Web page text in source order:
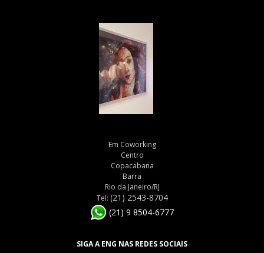
Em Coworking
Centro
Copacabana
Barra
Rio da Janeiro/RJ
Tel: (21) 2543-8704
(21) 9 8504-6777
SIGA A ENG NAS REDES SOCIAIS